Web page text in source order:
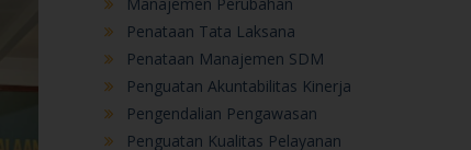
Penguatan Kualitas Pelayanan
Publik
Berita Terbaru